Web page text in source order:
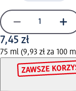
7,45 zł
75 ml (9,93 zł za 100